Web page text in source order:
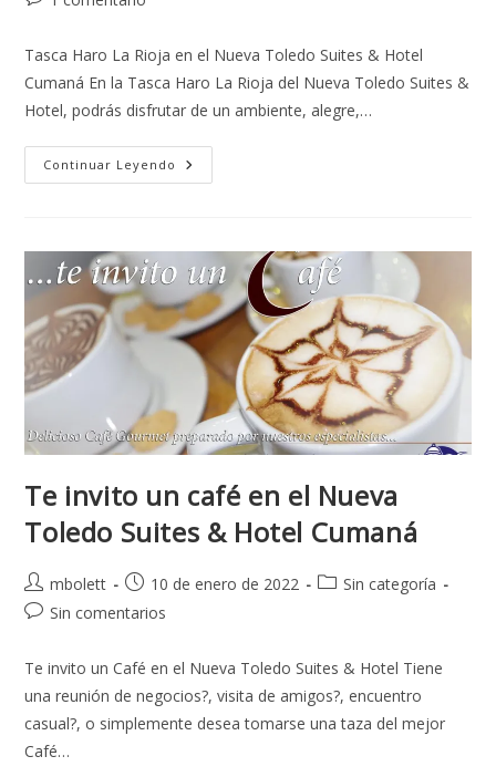
Tasca Haro La Rioja en el Nueva Toledo Suites & Hotel
Cumaná En la Tasca Haro La Rioja del Nueva Toledo Suites &
Hotel, podrás disfrutar de un ambiente, alegre,…
Continuar Leyendo
Te invito un café en el Nueva
Toledo Suites & Hotel Cumaná
mbolett 10 de enero de 2022
Sin categoría
Sin comentarios
Te invito un Café en el Nueva Toledo Suites & Hotel Tiene
una reunión de negocios?, visita de amigos?, encuentro
casual?, o simplemente desea tomarse una taza del mejor
Café…